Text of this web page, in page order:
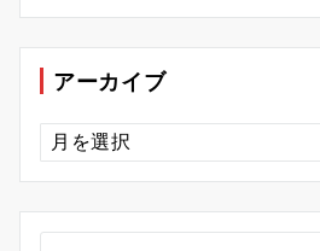
ゴ
ー
アーカイブ
ア
ー
カ
ブ